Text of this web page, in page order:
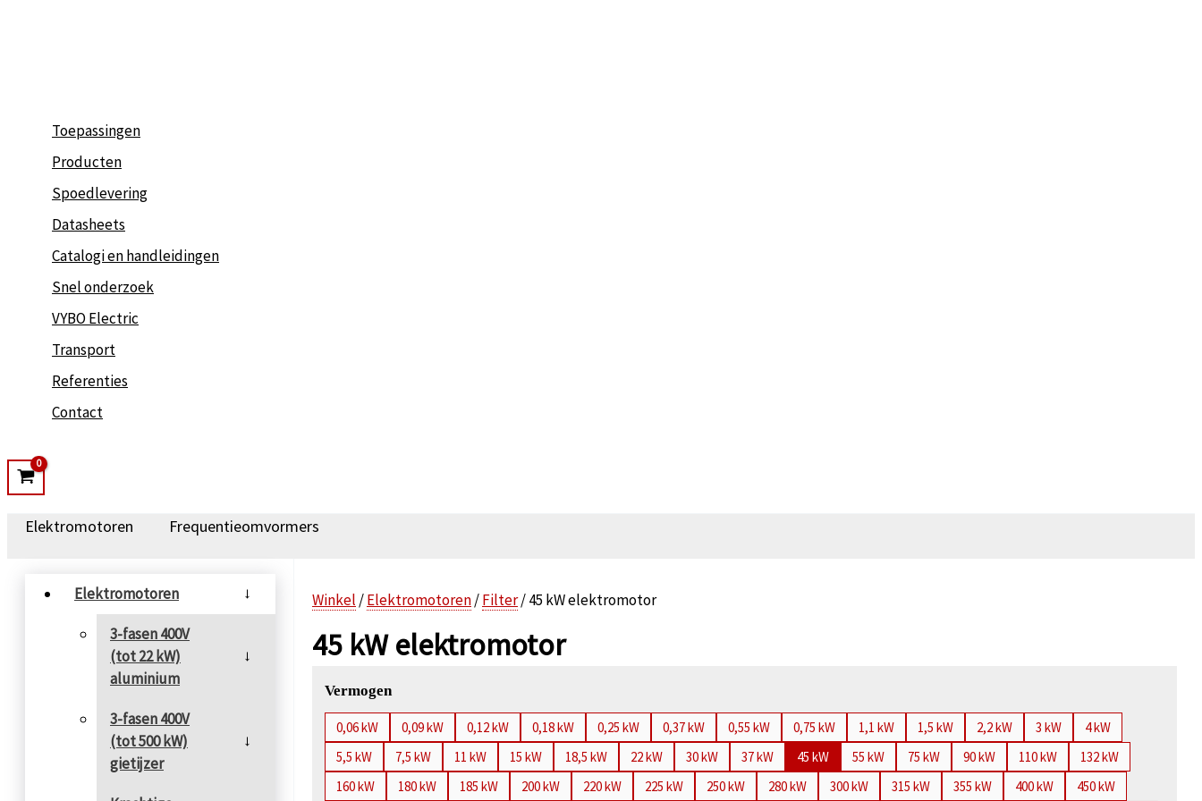
Toepassingen
Producten
Spoedlevering
Datasheets
Catalogi en handleidingen
Snel onderzoek
VYBO Electric
Transport
Referenties
Contact
Elektromotoren Frequentieomvormers
Elektromotoren →
3-fasen 400V
(tot 22 kW)
aluminium
→
3-fasen 400V
(tot 500 kW)
gietijzer
→
Winkel /Elektromotoren/Filter/ 45 kW elektromotor
45 kW elektromotor
Vermogen
0,06 kW 0,09 kW 0,12 kW 0,18 kW 0,25 kW 0,37 kW 0,55 kW 0,75 kW 1,1 kW 1,5 kW 2,2 kW 3 kW
4 kW
5,5 kW
7,5 kW 11 kW 15 kW 18,5 kW 22 kW 30 kW 37 kW 45 kW 55 kW 75 kW 90 kW 110 kW
132 kW
160 kW
180 kW 185 kW 200 kW 220 kW 225 kW 250 kW 280 kW 300 kW 315 kW 355 kW 400 kW
450 kW